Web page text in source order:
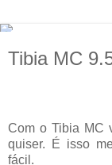
Tibia MC
Com o Tibia MC
quiser. É isso
fácil.